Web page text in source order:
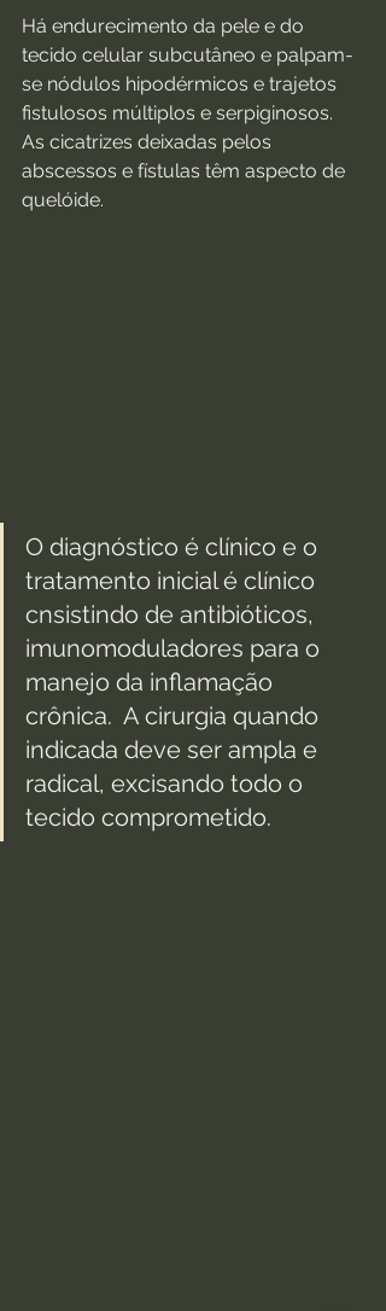
Há endurecimento da pele e do
tecido celular subcutâneo e palpam-
se nódulos hipodérmicos e trajetos
fistulosos múltiplos e serpiginosos.
As cicatrizes deixadas pelos
abscessos e fístulas têm aspecto de
quelóide.
O diagnóstico é clínico e o
tratamento inicial é clínico
cnsistindo de antibióticos,
imunomoduladores para o
manejo da inflamação
crônica.  A cirurgia quando
indicada deve ser ampla e
radical, excisando todo o
tecido comprometido.